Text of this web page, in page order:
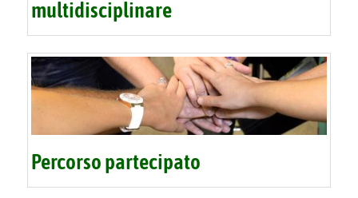
multidisciplinare
Percorso partecipato